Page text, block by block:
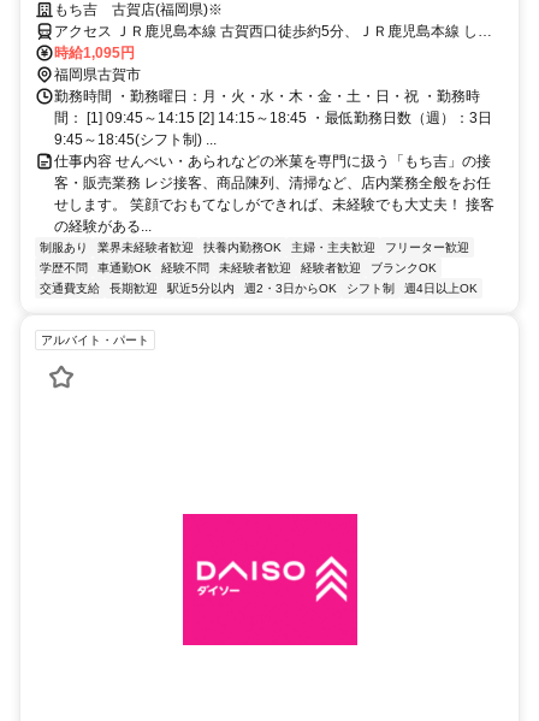
養内勤務もOK！
もち吉 古賀店(福岡県)※
アクセス ＪＲ鹿児島本線 古賀西口徒歩約5分、ＪＲ鹿児島本線 しし
ぶ西口徒歩約20分、ＪＲ鹿児島本線 千鳥西口徒歩約26分
時給1,095円
福岡県古賀市
勤務時間 ・勤務曜日：月・火・水・木・金・土・日・祝 ・勤務時
間： [1] 09:45～14:15 [2] 14:15～18:45 ・最低勤務日数（週）：3日
9:45～18:45(シフト制) ...
仕事内容 せんべい・あられなどの米菓を専門に扱う「もち吉」の接
客・販売業務 レジ接客、商品陳列、清掃など、店内業務全般をお任
せします。 笑顔でおもてなしができれば、未経験でも大丈夫！ 接客
の経験がある...
制服あり 業界未経験者歓迎 扶養内勤務OK 主婦・主夫歓迎
フリーター歓迎
学歴不問
車通勤OK 経験不問 未経験者歓迎 経験者歓迎
ブランクOK
交通費支給
長期歓迎 駅近5分以内 週2・3日からOK シフト制 週4日以上OK
アルバイト・パート